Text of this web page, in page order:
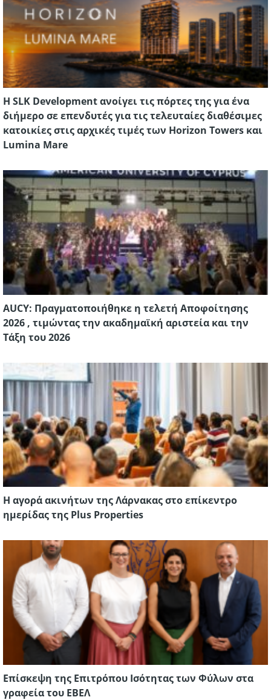
Η SLK Development ανοίγει τις πόρτες της για ένα
διήμερο σε επενδυτές για τις τελευταίες διαθέσιμες
κατοικίες στις αρχικές τιμές των Horizon Towers και
Lumina Mare
AUCY: Πραγματοποιήθηκε η τελετή Αποφοίτησης
2026 , τιμώντας την ακαδημαϊκή αριστεία και την
Τάξη του 2026
Η αγορά ακινήτων της Λάρνακας στο επίκεντρο
ημερίδας της Plus Properties
Επίσκεψη της Επιτρόπου Ισότητας των Φύλων στα
γραφεία του ΕΒΕΛ